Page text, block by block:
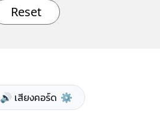
Reset
🔊 เสียงคอร์ด ⚙️